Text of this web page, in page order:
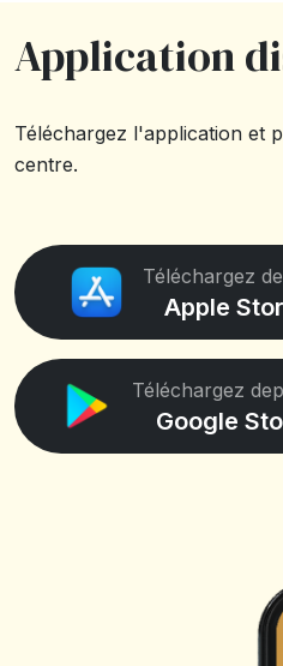
Application
Téléchargez l'application et
centre.
Téléchargez
Apple
Téléchargez
Google